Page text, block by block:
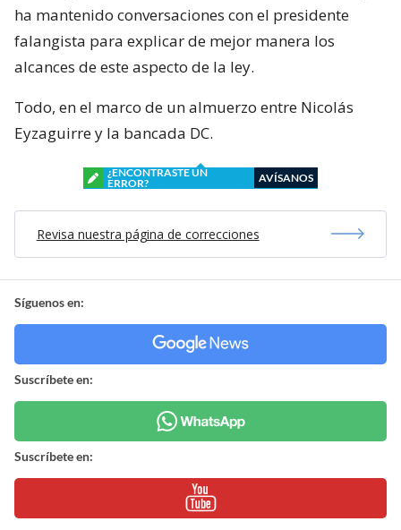
ha mantenido conversaciones con el presidente
falangista para explicar de mejor manera los
alcances de este aspecto de la ley.
Todo, en el marco de un almuerzo entre Nicolás
Eyzaguirre y la bancada DC.
¿ENCONTRASTE UN
ERROR?
AVÍSANOS
Revisa nuestra página de correcciones
Síguenos en:
Suscríbete en:
Suscríbete en: